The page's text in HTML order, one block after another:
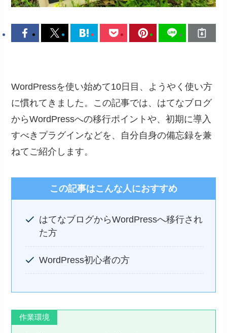
WordPressを使い始めて10日目、ようやく使い方
に慣れてきました。この記事では、はてなブログ
からWordPressへの移行ポイントや、初期に導入
すべきプラグインなどを、自分自身の備忘録を兼
ねてご紹介します。
この記事はこんな人におすすめ
はてなブログからWordPressへ移行され
た方
WordPress初心者の方
作業環境